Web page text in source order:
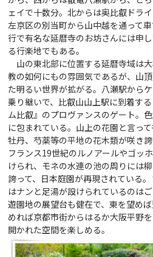
ェイで十数分。北からは奥比叡ドラ
左京区の別当町から山中越を通って
行で有名な延暦寺のお坊さんには申
る行楽地でもある。
山の東北部に位置する延暦寺域は
教の如何にもの雰囲気であるが、山
た明るい世界が拡がる。八瀬駅から
乗り継いで、比叡山山上駅に到着す
ム比叡』のプロヴァンスのゲート。
に包まれている。山上の花園と言っ
牡丹、芍薬等の平地の花木類が咲き
フランス19世紀のルノアールやゴッ
けられ、モネの水連の池の周りには
誇って、日本庭園が再現されている
はナンと足湯が設けられているのは
遊園地の展望台も健在で、東を望め
めれば京都市街からはるか大阪平野
開かれた空間を楽しめる。